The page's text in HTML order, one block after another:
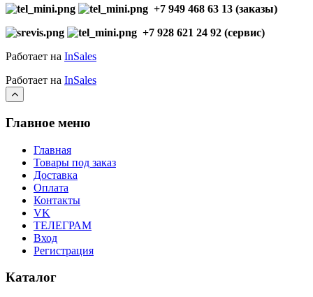
+7 949 468 63 13 (заказы)
+7 928 621 24 92 (сервис)
Работает на InSales
Работает на InSales
Главное меню
Главная
Товары под заказ
Доставка
Оплата
Контакты
VK
ТЕЛЕГРАМ
Вход
Регистрация
Каталог